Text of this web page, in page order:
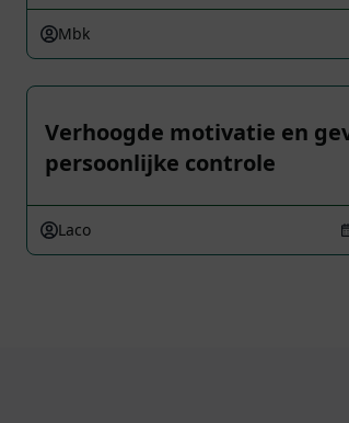
Mbk
Verhoogde motivatie en
persoonlijke controle
Laco